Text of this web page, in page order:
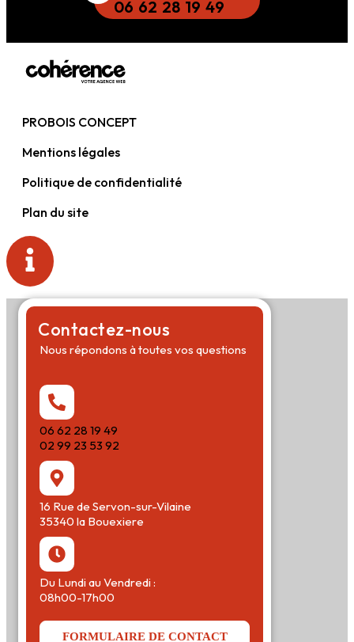
06 62 28 19 49
PROBOIS CONCEPT
Mentions légales
Politique de confidentialité
Plan du site
Contactez-nous
Nous répondons à toutes vos questions
06 62 28 19 49
02 99 23 53 92
16 Rue de Servon-sur-Vilaine
35340 la Bouexiere
Du Lundi au Vendredi :
08h00-17h00
FORMULAIRE DE CONTACT